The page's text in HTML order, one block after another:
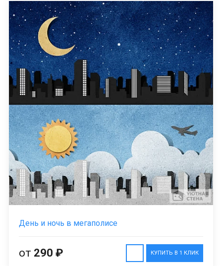
День и ночь в мегаполисе
КУПИТЬ В 1 КЛИК
от 290 ₽